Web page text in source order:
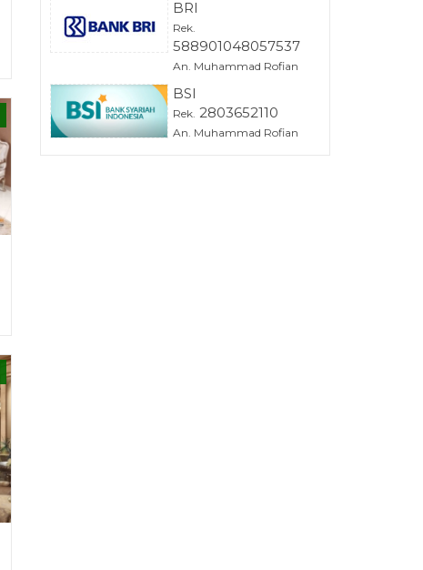
BRI
Rek.
588901048057537
An. Muhammad Rofian
BSI
Rek. 2803652110
An. Muhammad Rofian